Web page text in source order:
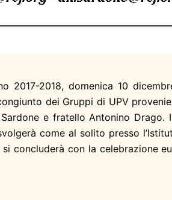
2017-2018, domenica 10
dei Gruppi di UPV
e fratello Antonino Drago.
come al solito presso
si concluderà con la celebrazione